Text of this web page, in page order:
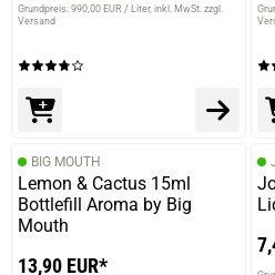
Gewissens weiter empfehlen.
verifizierter Onlinekauf.
5 reichen auch, dann ist es nicht
aber trotzdem hervorragend.
Grundpreis: 990,00 EUR / Liter inkl. MwSt. zzgl.
Versand
BIG MOUTH
Lemon & Cactus 15ml
Bottlefill Aroma by Big
Mouth
13,90 EUR*